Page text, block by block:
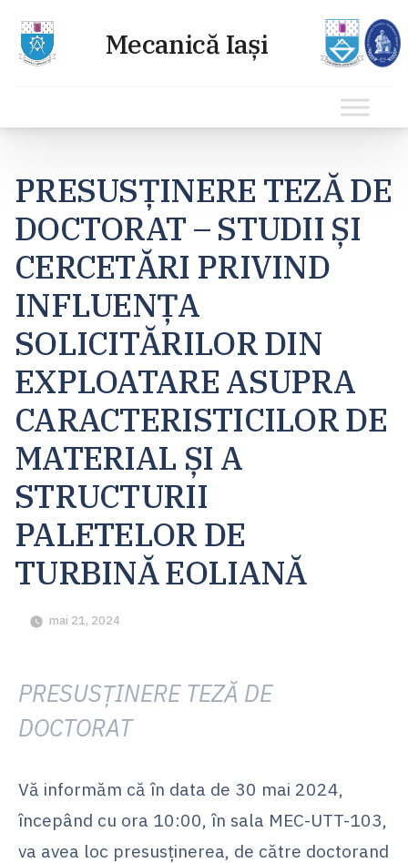
conținut
PRESUSȚINERE TEZĂ DE
DOCTORAT – STUDII ȘI
CERCETĂRI PRIVIND
INFLUENȚA
SOLICITĂRILOR DIN
EXPLOATARE ASUPRA
CARACTERISTICILOR DE
MATERIAL ȘI A
STRUCTURII
PALETELOR DE
TURBINĂ EOLIANĂ
mai 21, 2024
PRESUSȚINERE TEZĂ DE
DOCTORAT
Vă informăm că în data de 30 mai 2024,
începând cu ora 10:00, în sala MEC-UTT-103,
va avea loc presusținerea, de către doctorand